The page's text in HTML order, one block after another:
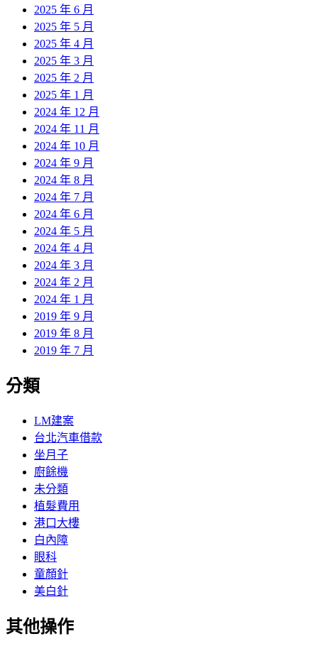
2025 年 6 月
2025 年 5 月
2025 年 4 月
2025 年 3 月
2025 年 2 月
2025 年 1 月
2024 年 12 月
2024 年 11 月
2024 年 10 月
2024 年 9 月
2024 年 8 月
2024 年 7 月
2024 年 6 月
2024 年 5 月
2024 年 4 月
2024 年 3 月
2024 年 2 月
2024 年 1 月
2019 年 9 月
2019 年 8 月
2019 年 7 月
分類
LM建案
台北汽車借款
坐月子
廚餘機
未分類
植髮費用
港口大樓
白內障
眼科
童顏針
美白針
其他操作